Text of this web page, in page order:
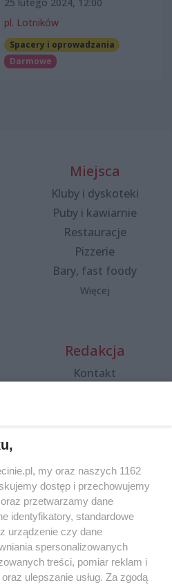
pl. Lotników
Spacery i oprowadzania
Darmowe
Miejsca
Kluby i dyskoteki
Puby i kawiarnie
Restauracje
Pizzerie
Bary, fast foody
Więcej
Redakcja
Kontakt
Specjalny koncert z okazji
20. urodzin portalu
wSzczecinie.pl
Regulamin konkursów
śniadaniówka "Hej
Szczecin! Jest piątek!"
my oraz naszych 1162
dostęp i przechowujemy
przetwarzamy dane
identyfikatory, standardowe
urządzenie czy dane
spersonalizowanych
treści, pomiar reklam i
ulepszanie usług. Za zgodą